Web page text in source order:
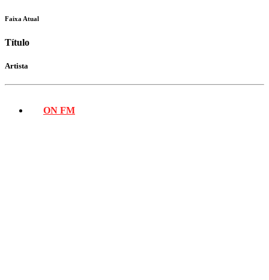
Faixa Atual
Título
Artista
ON FM